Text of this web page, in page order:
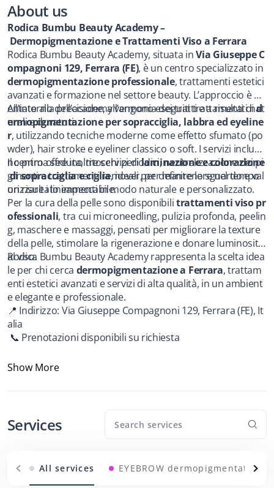
About us
Rodica Bumbu Beauty Academy –
Dermopigmentazione e Trattamenti Viso a Ferrara
Rodica Bumbu Beauty Academy, situata in Via Giuseppe C
ompagnoni 129, Ferrara (FE), è un centro specializzato in
dermopigmentazione professionale, trattamenti estetici
avanzati e formazione nel settore beauty. L’approccio è ori
entato alla precisione, all’armonia dei tratti e a risultati nat
urali e duraturi.
All’interno dell’academy vengono eseguiti trattamenti di d
ermopigmentazione per sopracciglia, labbra ed eyeline
r, utilizzando tecniche moderne come effetto sfumato (po
wder), hair stroke e eyeliner classico o soft. I servizi includo
no prima seduta, ritocchi periodici, neutralizzazione dei pi
gmenti e trattamenti remover, per mantenere nel tempo
un risultato impeccabile.
Il centro offre inoltre servizi di laminazione e colorazione
di sopracciglia e ciglia, ideali per definire lo sguardo e val
orizzare i lineamenti in modo naturale e personalizzato.
Per la cura della pelle sono disponibili trattamenti viso pr
ofessionali, tra cui microneedling, pulizia profonda, peelin
g, maschere e massaggi, pensati per migliorare la texture
della pelle, stimolare la rigenerazione e donare luminosità
al viso.
Rodica Bumbu Beauty Academy rappresenta la scelta idea
le per chi cerca dermopigmentazione a Ferrara, trattam
enti estetici avanzati e servizi di alta qualità, in un ambient
e elegante e professionale.
📍 Indirizzo: Via Giuseppe Compagnoni 129, Ferrara (FE), It
alia
📞 Prenotazioni disponibili su richiesta
Show More
Services
All services EYEBROW dermopigmentation